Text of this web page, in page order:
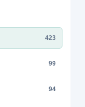
423
99
94